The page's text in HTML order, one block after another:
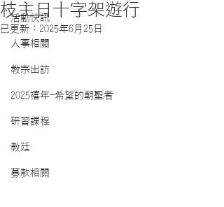
活動快訊
人事相關
教宗出訪
2025禧年-希望的朝聖者
研習課程
教廷
募款相關
枝主日十字架遊行
已更新： 2025年6月25日